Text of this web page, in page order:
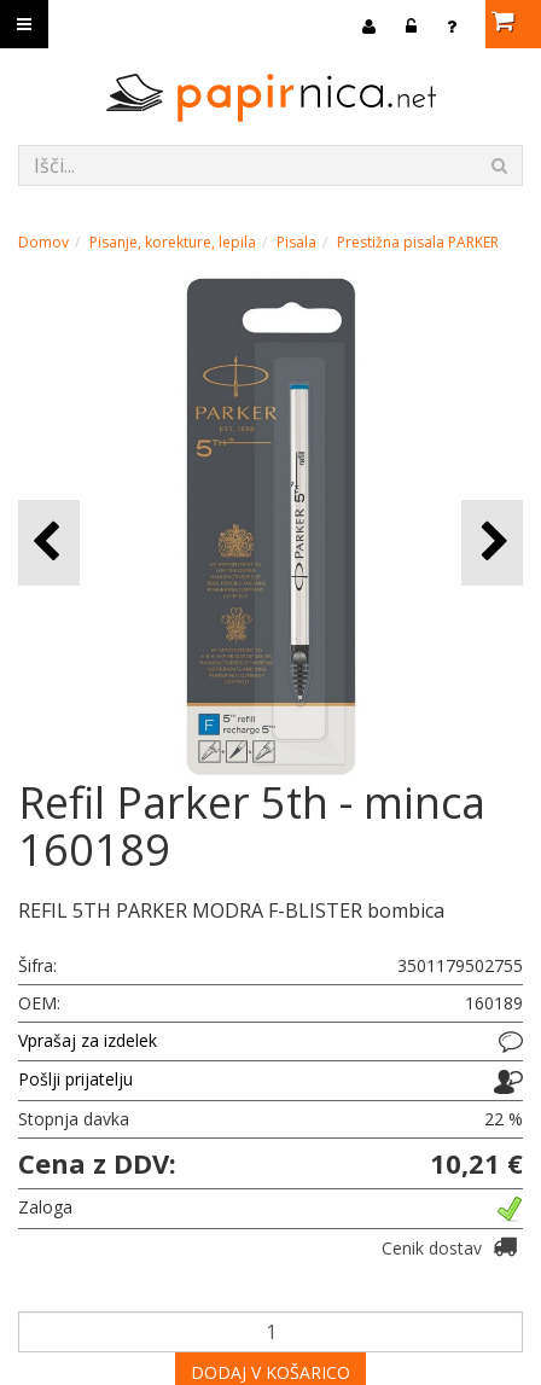
Domov Pisanje, korekture, lepila Pisala Prestižna pisala PARKER
Refil Parker 5th - minca
160189
REFIL 5TH PARKER MODRA F-BLISTER bombica
Šifra:
3501179502755
OEM:
160189
Vprašaj za izdelek
Pošlji prijatelju
Stopnja davka
22 %
Cena z DDV: 10,21 €
Zaloga
Cenik dostav
DODAJ V KOŠARICO